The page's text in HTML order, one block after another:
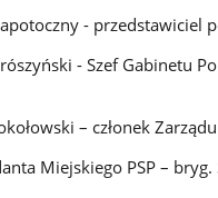
- przedstawiciel
- Szef Gabinetu
– członek
Miejskiego PSP –